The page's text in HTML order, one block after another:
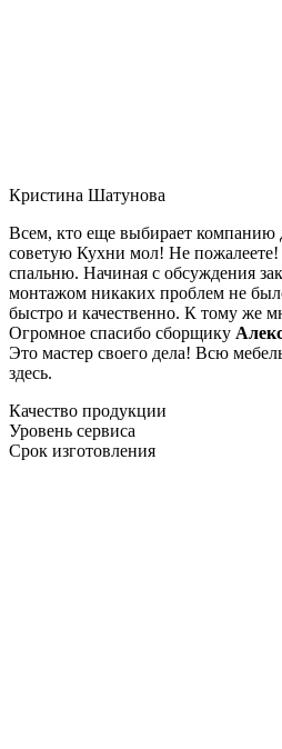
Кристина Шатунова
Всем, кто еще выбирает компанию
советую Кухни мол! Не
спальню. Начиная с обсуждения
монтажом никаких проблем не
быстро и качественно. К тому же
Огромное спасибо сборщику
Это мастер своего дела! Всю
здесь.
Качество продукции
Уровень сервиса
Срок изготовления